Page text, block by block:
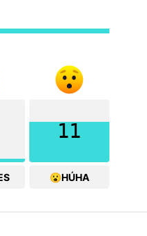
11
😮HÚHA